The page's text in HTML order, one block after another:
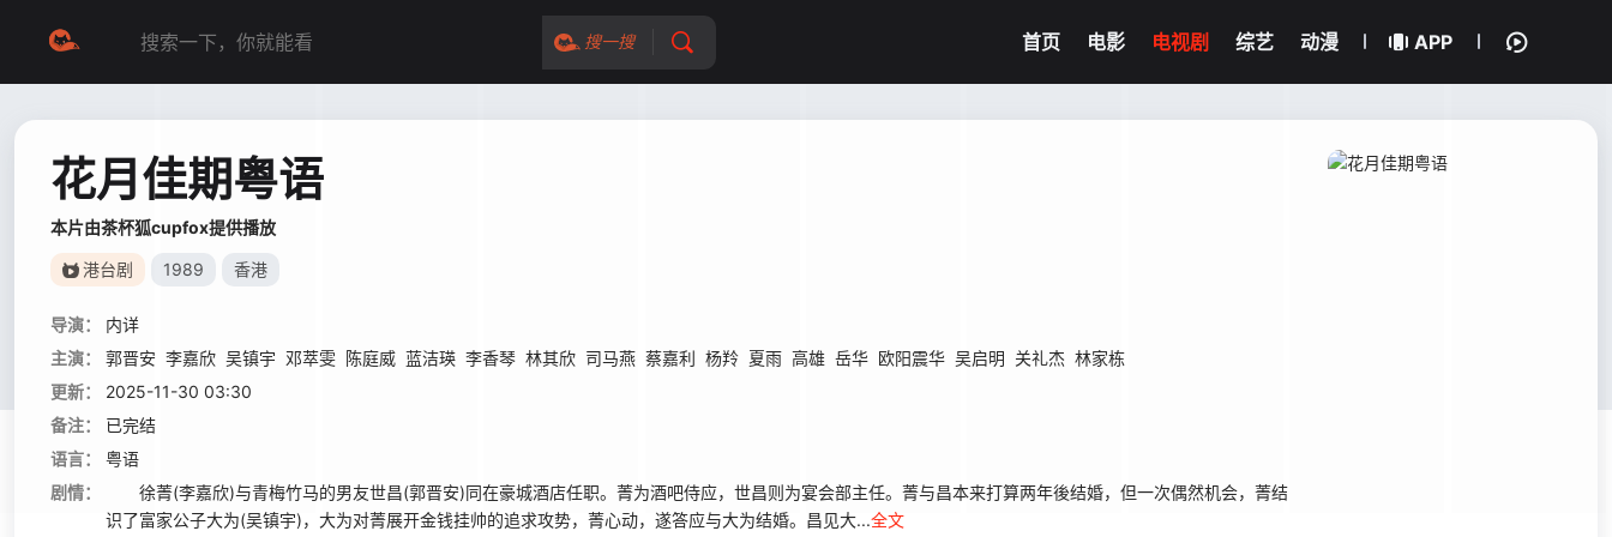
搜一搜 首页 电影 电视剧 综艺 动漫 APP
花月佳期粤语
本片由茶杯狐cupfox提供播放
港台剧 1989 香港
导演：
内详
主演：
郭晋安 李嘉欣 吴镇宇 邓萃雯 陈庭威 蓝洁瑛 李香琴 林其欣 司马燕 蔡嘉利 杨羚 夏雨 高雄 岳华 欧阳震华 吴启明 关礼杰 林家栋
更新：
2025-11-30 03:30
备注：
已完结
语言：
粤语
剧情：
徐菁(李嘉欣)与青梅竹马的男友世昌(郭晋安)同在豪城酒店任职。菁为酒吧侍应，世昌则为宴会部主任。菁与昌本来打算两年後结婚，但一次偶然机会，菁结
识了富家公子大为(吴镇宇)，大为对菁展开金钱挂帅的追求攻势，菁心动，遂答应与大为结婚。昌见大...全文